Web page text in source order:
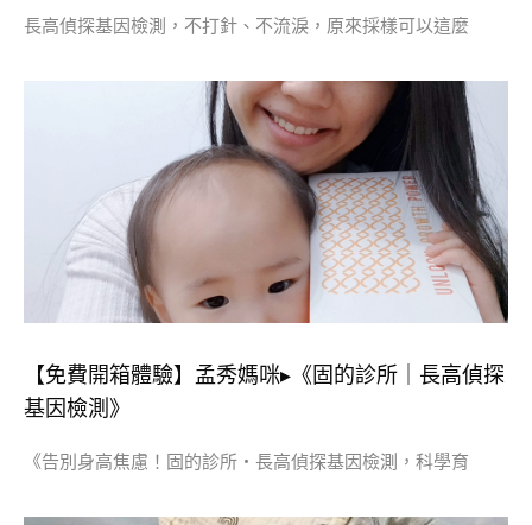
長高偵探基因檢測，不打針、不流淚，原來採樣可以這麼
【免費開箱體驗】孟秀媽咪▸《固的診所｜長高偵探
基因檢測》
《告別身高焦慮！固的診所・長高偵探基因檢測，科學育